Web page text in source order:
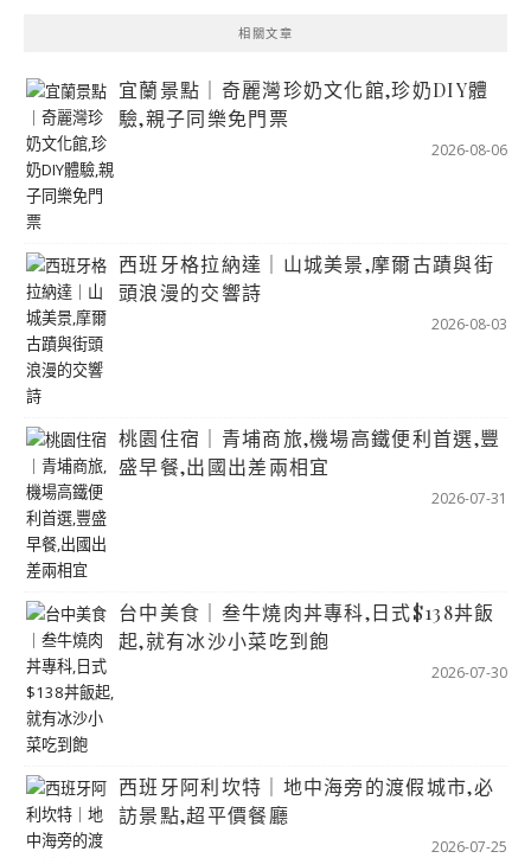
相關文章
宜蘭景點｜奇麗灣珍奶文化館,珍奶DIY體
驗,親子同樂免門票
2026-08-06
西班牙格拉納達｜山城美景,摩爾古蹟與街
頭浪漫的交響詩
2026-08-03
桃園住宿｜青埔商旅,機場高鐵便利首選,豐
盛早餐,出國出差兩相宜
2026-07-31
台中美食｜叁牛燒肉丼專科,日式$138丼飯
起,就有冰沙小菜吃到飽
2026-07-30
西班牙阿利坎特｜地中海旁的渡假城市,必
訪景點,超平價餐廳
2026-07-25